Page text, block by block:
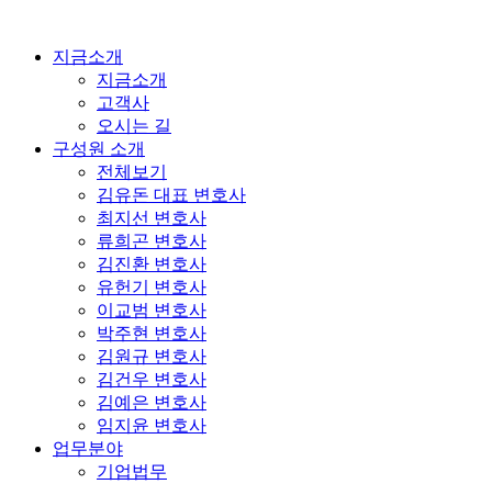
지금소개
지금소개
고객사
오시는 길
구성원 소개
전체보기
김유돈 대표 변호사
최지선 변호사
류희곤 변호사
김진환 변호사
유헌기 변호사
이교범 변호사
박주현 변호사
김원규 변호사
김건우 변호사
김예은 변호사
임지윤 변호사
업무분야
기업법무